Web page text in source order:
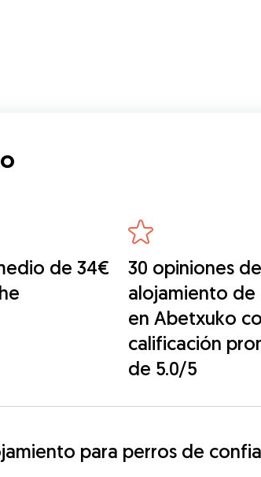
de 34€
30 opiniones de
alojamiento de
en Abetxuko
calificación
de 5.0/5
para perros de